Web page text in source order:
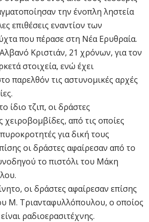
την ένοπλη ληστεία
επιθέσεις εναντίον των
που πέρασε στη Νέα Ερυθραία.
Κριστιάν, 21 χρόνων, για τον
στοιχεία, ενώ έχει
παρελθόν τις αστυνομικές αρχές
ίδιο τζιπ, οι δράστες
χειροβομβίδες, από τις οποίες
για δική τους
οι δράστες αφαίρεσαν από το
το πιστόλι του Μάκη
οι δράστες αφαίρεσαν επίσης
Μ. Τριανταφυλλόπουλου, ο οποίος
ραδιοερασιτέχνης.